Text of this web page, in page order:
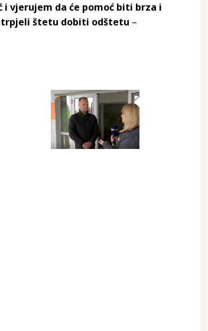
vjerujem da će pomoć biti brza i
štetu dobiti odštetu –